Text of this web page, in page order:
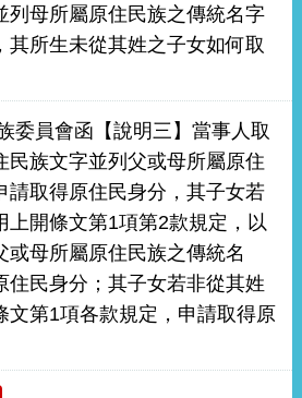
列母所屬原住民族之傳統名字
其所生未從其姓之子女如何取
委員會函【說明三】當事人取
民族文字並列父或母所屬原住
請取得原住民身分，其子女若
上開條文第1項第2款規定，以
或母所屬原住民族之傳統名
住民身分；其子女若非從其姓
文第1項各款規定，申請取得原